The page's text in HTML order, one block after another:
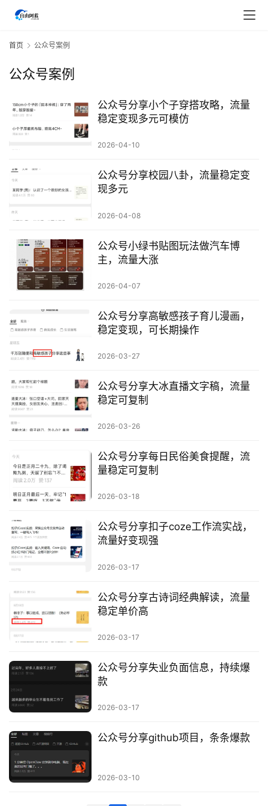
页
行
业
开
眼
案
例
避
指
南
运
百
科
业
资
源
会
专
区
登录
首页 公众号案例
公众号案例
公众号分享小个子穿搭攻略，流量
稳定变现多元可模仿
2026-04-10
公众号分享校园八卦，流量稳定变
现多元
2026-04-08
公众号小绿书贴图玩法做汽车博
主，流量大涨
2026-04-07
公众号分享高敏感孩子育儿漫画，
稳定变现，可长期操作
2026-03-27
公众号分享大冰直播文字稿，流量
稳定可复制
2026-03-26
公众号分享每日民俗美食提醒，流
量稳定可复制
2026-03-18
公众号分享扣子coze工作流实战，
流量好变现强
2026-03-17
公众号分享古诗词经典解读，流量
稳定单价高
2026-03-17
公众号分享失业负面信息，持续爆
款
2026-03-17
公众号分享github项目，条条爆款
2026-03-10